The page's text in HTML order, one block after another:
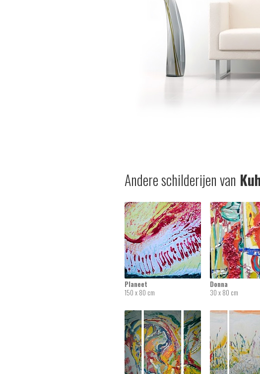
Andere schilderijen van
Planeet
150 x 80 cm
Donna
30 x 80 cm